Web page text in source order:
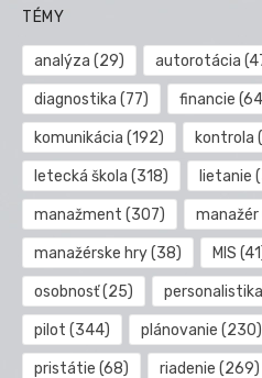
TÉMY
analýza (29) autorotácia
diagnostika (77) financie
komunikácia (192) kontrola
letecká škola (318) lietanie
manažment (307) manažér
manažérske hry(38) MIS
osobnosť(25) personalistika
pilot (344) plánovanie (230)
pristátie (68) riadenie (269)